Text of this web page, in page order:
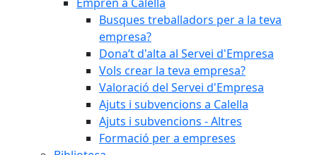
Busques treballadors per a la teva
empresa?
Dona’t d'alta al Servei d'Empresa
Vols crear la teva empresa?
Valoració del Servei d'Empresa
Ajuts i subvencions a Calella
Ajuts i subvencions - Altres
Formació per a empreses